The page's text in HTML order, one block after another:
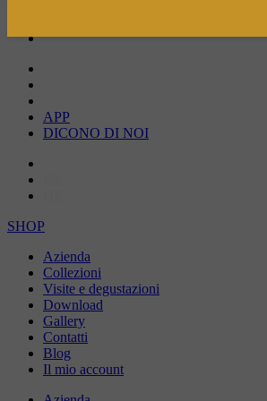
APP
DICONO DI NOI
SHOP
Azienda
Collezioni
Visite e degustazioni
Download
Gallery
Contatti
Blog
Il mio account